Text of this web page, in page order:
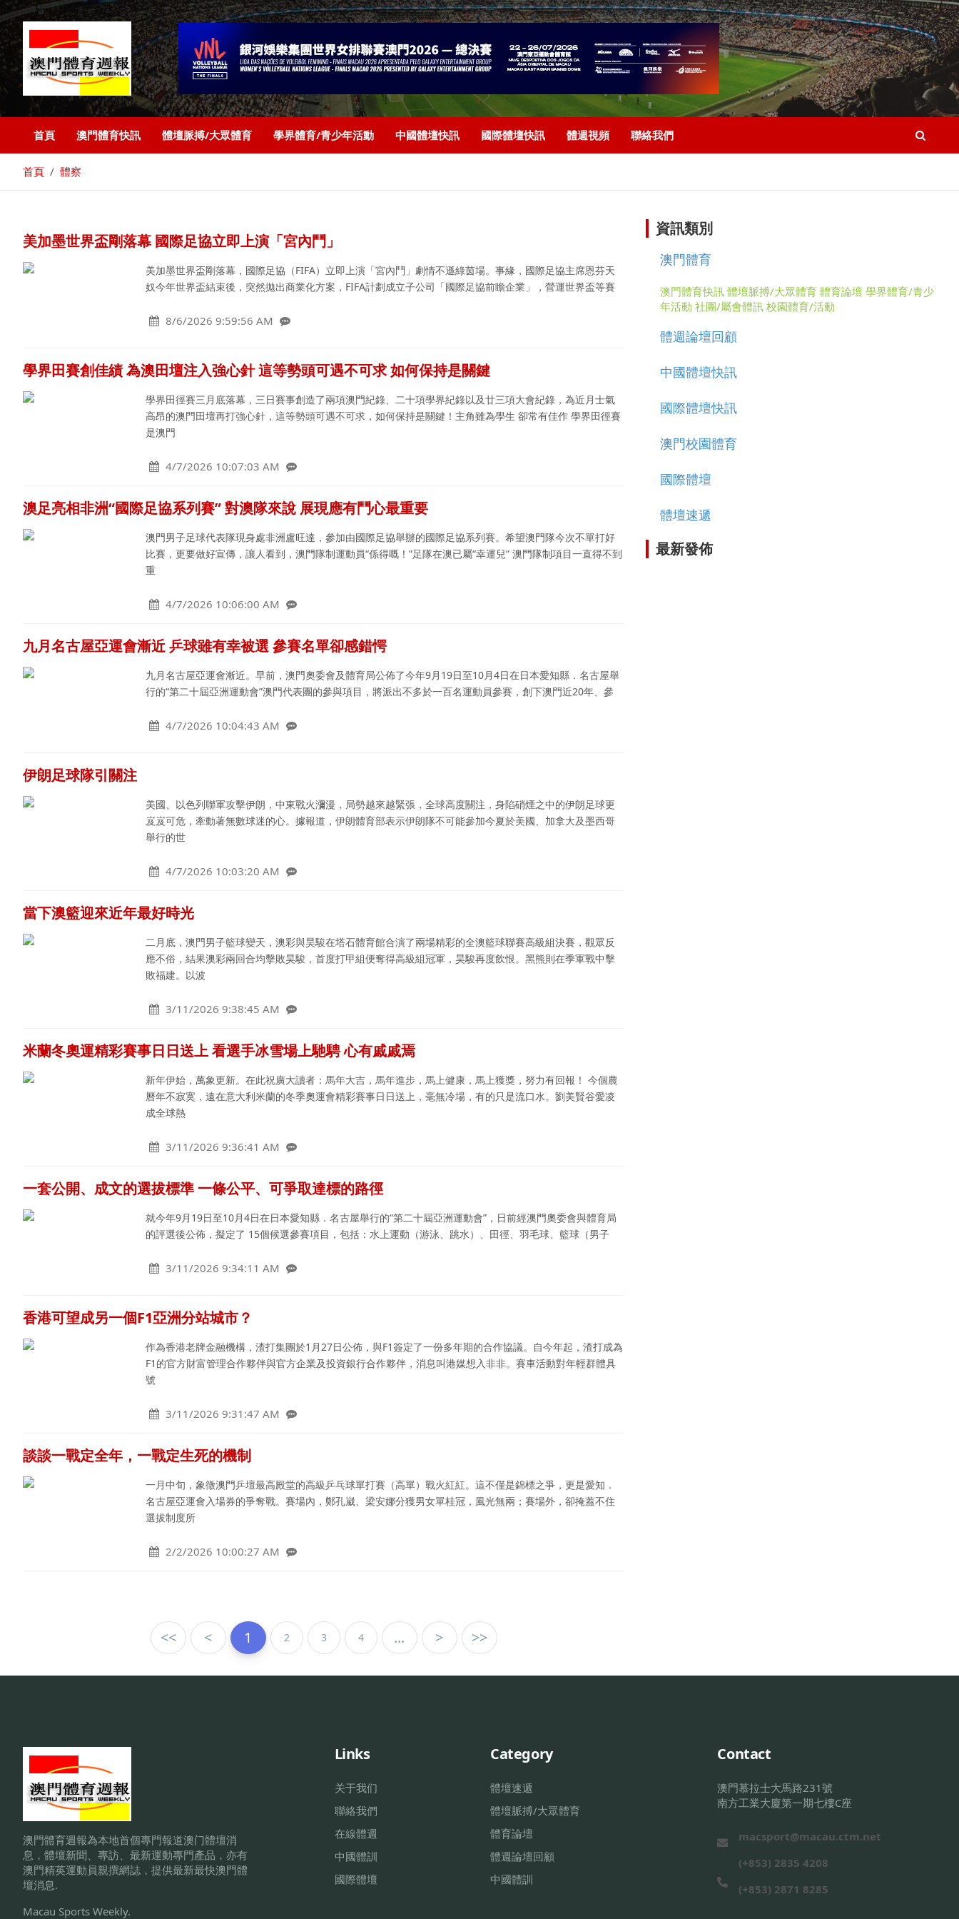
首頁 澳門體育快訊 體壇脈搏/大眾體育 學界體育/青少年活動 中國體壇快訊 國際體壇快訊 體週視頻 聯絡我們
首頁 體察
美加墨世界盃剛落幕 國際足協立即上演「宮內鬥」
美加墨世界盃剛落幕，國際足協（FIFA）立即上演「宮內鬥」劇情不遜綠茵場。事緣，國際足協主席恩芬天
奴今年世界盃結束後，突然拋出商業化方案，FIFA計劃成立子公司「國際足協前瞻企業」，營運世界盃等賽
8/6/2026 9:59:56 AM
學界田賽創佳績 為澳田壇注入強心針 這等勢頭可遇不可求 如何保持是關鍵
學界田徑賽三月底落幕，三日賽事創造了兩項澳門紀錄、二十項學界紀錄以及廿三項大會紀錄，為近月士氣
高昂的澳門田壇再打強心針，這等勢頭可遇不可求，如何保持是關鍵！主角雖為學生 卻常有佳作 學界田徑賽
是澳門
4/7/2026 10:07:03 AM
澳足亮相非洲“國際足協系列賽” 對澳隊來說 展現應有鬥心最重要
澳門男子足球代表隊現身處非洲盧旺達，參加由國際足協舉辦的國際足協系列賽。希望澳門隊今次不單打好
比賽，更要做好宣傳，讓人看到，澳門隊制運動員“係得嘅！”足隊在澳已屬“幸運兒” 澳門隊制項目一直得不到
重
4/7/2026 10:06:00 AM
九月名古屋亞運會漸近 乒球雖有幸被選 參賽名單卻感錯愕
九月名古屋亞運會漸近。早前，澳門奧委會及體育局公佈了今年9月19日至10月4日在日本愛知縣．名古屋舉
行的“第二十屆亞洲運動會”澳門代表團的參與項目，將派出不多於一百名運動員參賽，創下澳門近20年、參
4/7/2026 10:04:43 AM
伊朗足球隊引關注
美國、以色列聯軍攻擊伊朗，中東戰火瀰漫，局勢越來越緊張，全球高度關注，身陷硝煙之中的伊朗足球更
岌岌可危，牽動著無數球迷的心。據報道，伊朗體育部表示伊朗隊不可能參加今夏於美國、加拿大及墨西哥
舉行的世
4/7/2026 10:03:20 AM
當下澳籃迎來近年最好時光
二月底，澳門男子籃球變天，澳彩與昊駿在塔石體育館合演了兩場精彩的全澳籃球聯賽高級組決賽，觀眾反
應不俗，結果澳彩兩回合均擊敗昊駿，首度打甲組便奪得高級組冠軍，昊駿再度飲恨。黑熊則在季軍戰中擊
敗福建。以波
3/11/2026 9:38:45 AM
米蘭冬奧運精彩賽事日日送上 看選手冰雪場上馳騁 心有戚戚焉
新年伊始，萬象更新。在此祝廣大讀者：馬年大吉，馬年進步，馬上健康，馬上獲獎，努力有回報！ 今個農
曆年不寂寞，遠在意大利米蘭的冬季奧運會精彩賽事日日送上，毫無冷場，有的只是流口水。劉美賢谷愛凌
成全球熱
3/11/2026 9:36:41 AM
一套公開、成文的選拔標準 一條公平、可爭取達標的路徑
就今年9月19日至10月4日在日本愛知縣．名古屋舉行的“第二十屆亞洲運動會”，日前經澳門奧委會與體育局
的評選後公佈，擬定了 15個候選參賽項目，包括：水上運動（游泳、跳水）、田徑、羽毛球、籃球（男子
3/11/2026 9:34:11 AM
香港可望成另一個F1亞洲分站城市？
作為香港老牌金融機構，渣打集團於1月27日公佈，與F1簽定了一份多年期的合作協議。自今年起，渣打成為
F1的官方財富管理合作夥伴與官方企業及投資銀行合作夥伴，消息叫港媒想入非非。賽車活動對年輕群體具
號
3/11/2026 9:31:47 AM
談談一戰定全年，一戰定生死的機制
一月中旬，象徵澳門乒壇最高殿堂的高級乒乓球單打賽（高單）戰火紅紅。這不僅是錦標之爭，更是愛知．
名古屋亞運會入場券的爭奪戰。賽場內，鄭孔崴、梁安娜分獲男女單桂冠，風光無兩；賽場外，卻掩蓋不住
選拔制度所
2/2/2026 10:00:27 AM
<< < 1 2 3 4 ... > >>
資訊類別
澳門體育
澳門體育快訊 體壇脈搏/大眾體育 體育論壇 學界體育/青少
年活動 社團/屬會體訊 校園體育/活動
體週論壇回顧
中國體壇快訊
國際體壇快訊
澳門校園體育
國際體壇
體壇速遞
最新發佈
澳門體育週報為本地首個專門報道澳门體壇消
息，體壇新聞、專訪、最新運動專門產品，亦有
澳門精英運動員親撰網誌，提供最新最快澳門體
壇消息.
Macau Sports Weekly.
Links
关于我们
聯絡我們
在線體週
中國體訓
國際體壇
Category
體壇速遞
體壇脈搏/大眾體育
體育論壇
體週論壇回顧
中國體訓
Contact
澳門慕拉士大馬路231號
南方工業大廈第一期七樓C座
macsport@macau.ctm.net
(+853) 2835 4208
(+853) 2871 8285